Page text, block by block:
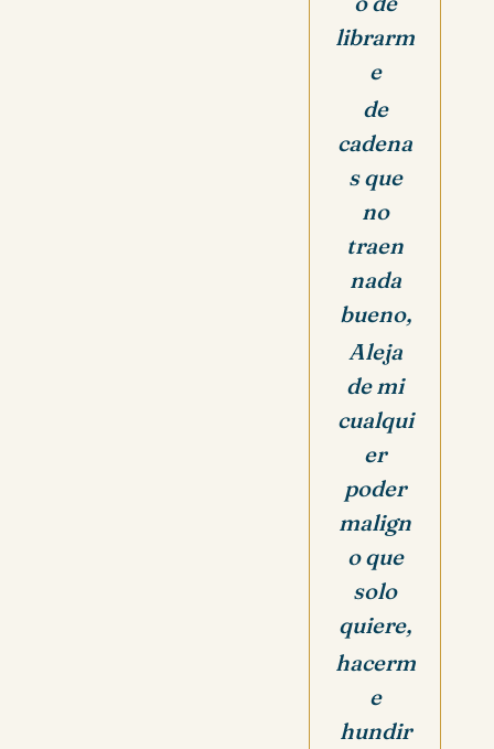
librarm
e
de
cadena
s que
no
traen
nada
bueno,
Aleja
de mi
cualqui
er
poder
malign
o que
solo
quiere,
hacerm
e
hundir